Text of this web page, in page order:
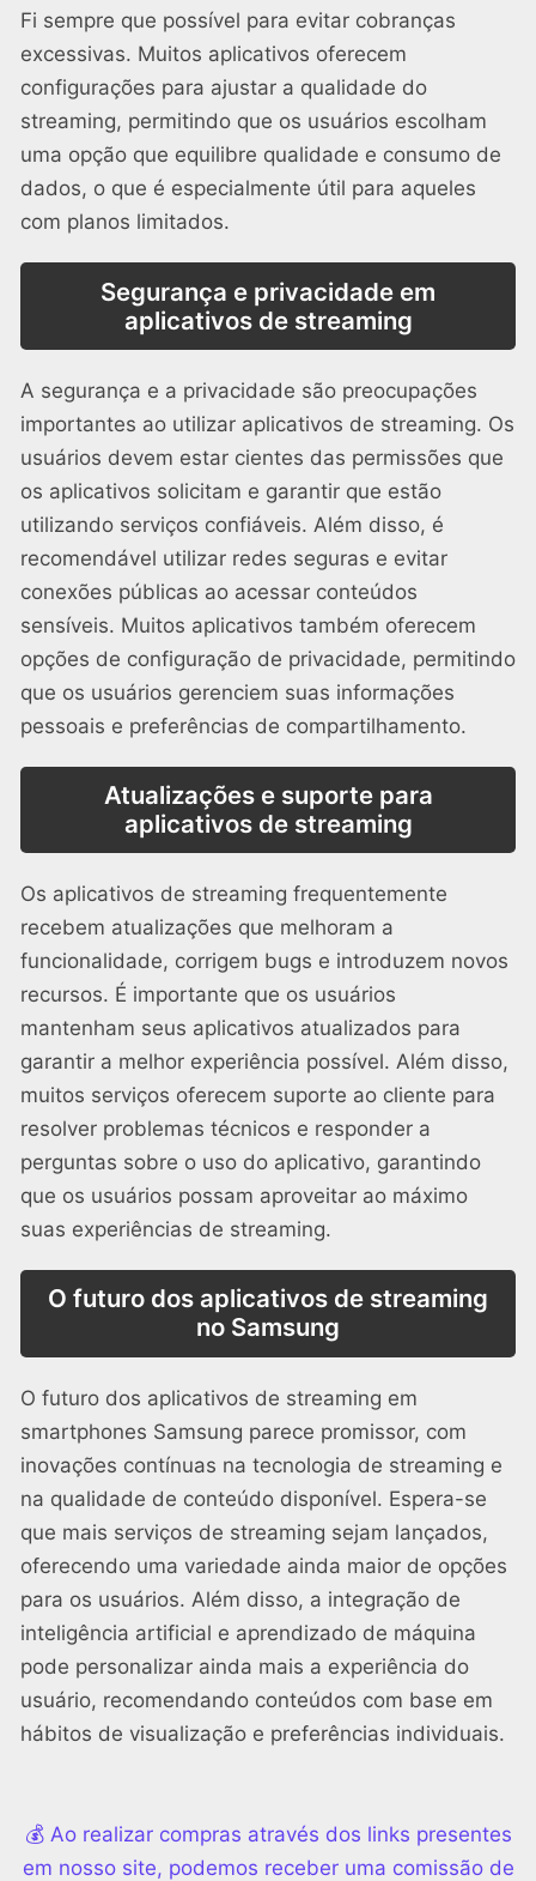
Fi sempre que possível para evitar cobranças
excessivas. Muitos aplicativos oferecem
configurações para ajustar a qualidade do
streaming, permitindo que os usuários escolham
uma opção que equilibre qualidade e consumo de
dados, o que é especialmente útil para aqueles
com planos limitados.
Segurança e privacidade em
aplicativos de streaming
A segurança e a privacidade são preocupações
importantes ao utilizar aplicativos de streaming. Os
usuários devem estar cientes das permissões que
os aplicativos solicitam e garantir que estão
utilizando serviços confiáveis. Além disso, é
recomendável utilizar redes seguras e evitar
conexões públicas ao acessar conteúdos
sensíveis. Muitos aplicativos também oferecem
opções de configuração de privacidade, permitindo
que os usuários gerenciem suas informações
pessoais e preferências de compartilhamento.
Atualizações e suporte para
aplicativos de streaming
Os aplicativos de streaming frequentemente
recebem atualizações que melhoram a
funcionalidade, corrigem bugs e introduzem novos
recursos. É importante que os usuários
mantenham seus aplicativos atualizados para
garantir a melhor experiência possível. Além disso,
muitos serviços oferecem suporte ao cliente para
resolver problemas técnicos e responder a
perguntas sobre o uso do aplicativo, garantindo
que os usuários possam aproveitar ao máximo
suas experiências de streaming.
O futuro dos aplicativos de streaming
no Samsung
O futuro dos aplicativos de streaming em
smartphones Samsung parece promissor, com
inovações contínuas na tecnologia de streaming e
na qualidade de conteúdo disponível. Espera-se
que mais serviços de streaming sejam lançados,
oferecendo uma variedade ainda maior de opções
para os usuários. Além disso, a integração de
inteligência artificial e aprendizado de máquina
pode personalizar ainda mais a experiência do
usuário, recomendando conteúdos com base em
hábitos de visualização e preferências individuais.
💰 Ao realizar compras através dos links presentes
em nosso site, podemos receber uma comissão de